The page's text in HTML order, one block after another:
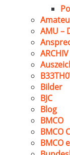
AMU –
ARCHIV
Bilder
BJC
Blog
BMCO
BMCO
BMCO